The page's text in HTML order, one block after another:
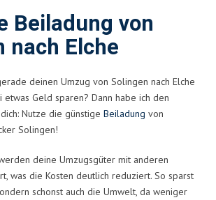
Beiladung von
nach Elche
deinen Umzug von Solingen nach Elche
etwas Geld sparen? Dann habe ich den
Nutze die günstige Beiladung von
Solingen!
deine Umzugsgüter mit anderen
was die Kosten deutlich reduziert. So sparst
schonst auch die Umwelt, da weniger